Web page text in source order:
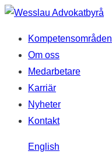
Hoppa
innehåll
Kompetensområden
Om oss
Medarbetare
Karriär
Nyheter
Kontakt
English